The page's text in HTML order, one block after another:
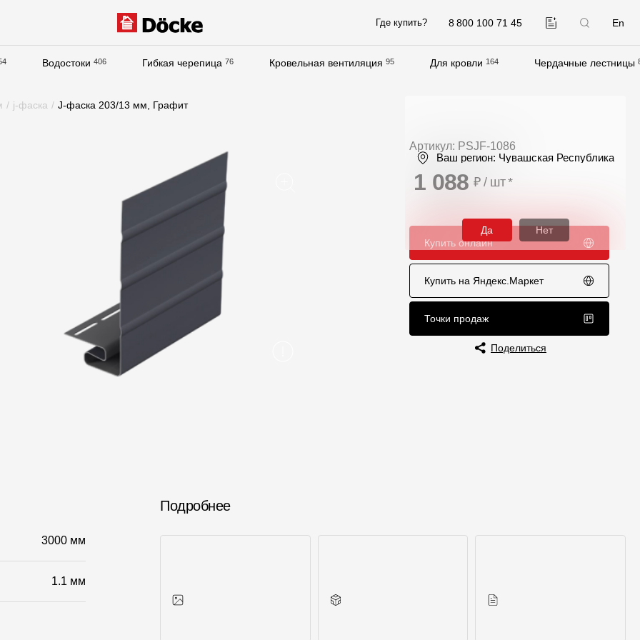
8 800 100 71 45 En
Где купить?
Водостоки 406 Гибкая черепица 76 Кровельная вентиляция 95 Для кровли 164 Чердачные лестницы
Технические листы
Рекламные материалы
Сертификаты
Чертежи
Фото объектов
Вопрос-ответ/Faq
Статьи
Качество фасадов
Отправка рекламации
Предложения по сотрудничеству
Вакансии
/ j-фаска / J-фаска 203/13 мм, Графит
Артикул: PSJF-1086
1 088 ₽ / шт*
Купить онлайн
Купить на Яндекс.Маркет
Точки продаж
Поделиться
3000 мм
1.1 мм
Подробнее
Ваш регион: Чувашская Республика
Да Нет